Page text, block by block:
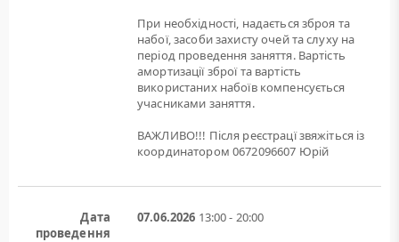
При необхідності, надається зброя та
набої, засоби захисту очей та слуху на
період проведення заняття. Вартість
амортизації зброї та вартість
використаних набоїв компенсується
учасниками заняття.
ВАЖЛИВО!!! Після реєстрацї звяжіться із
координатором 0672096607 Юрій
Дата
проведення
07.06.2026 13:00 - 20:00